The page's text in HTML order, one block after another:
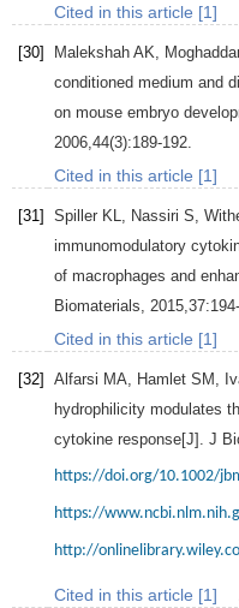
Cited in this article [1]
[30] Malekshah AK
conditioned medium and
on mouse embryo
2006 44(3):189-192.
Cited in this article [1]
[31] Spiller KL Nassiri S
immunomodulatory
of macrophages and
Biomaterials
2015 37
Cited in this article [1]
[32] Alfarsi MA Hamlet SM
hydrophilicity modulates
cytokine response[J]. J
https://doi.org/10.1002/
https://
http://
Cited in this article [1]